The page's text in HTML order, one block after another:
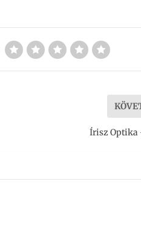
Írisz Optika